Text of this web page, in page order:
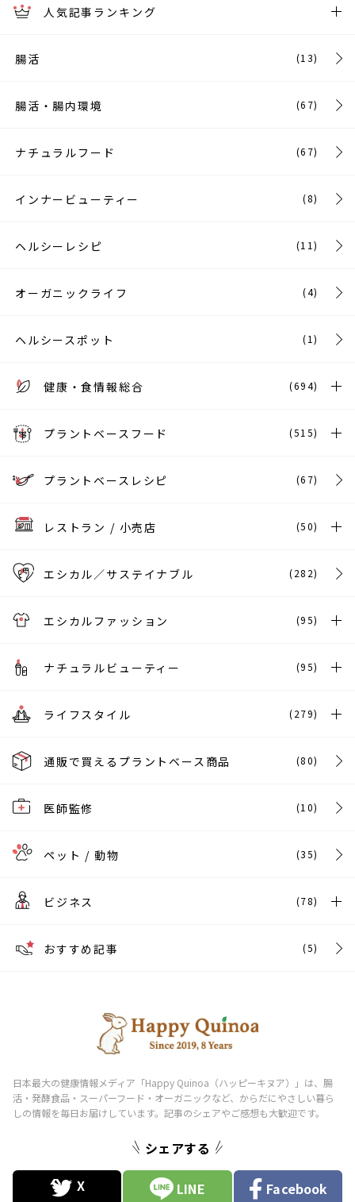
人気記事ランキング
腸活 (13)
腸活・腸内環境 (67)
ナチュラルフード (67)
インナービューティー (8)
ヘルシーレシピ (11)
オーガニックライフ (4)
ヘルシースポット (1)
健康・食情報総合 (694)
プラントベースフード (515)
プラントベースレシピ (67)
レストラン / 小売店 (50)
エシカル／サステイナブル (282)
エシカルファッション (95)
ナチュラルビューティー (95)
ライフスタイル (279)
通販で買えるプラントベース商品 (80)
医師監修 (10)
ペット / 動物 (35)
ビジネス (78)
おすすめ記事 (5)
シェアする
LINE Facebook